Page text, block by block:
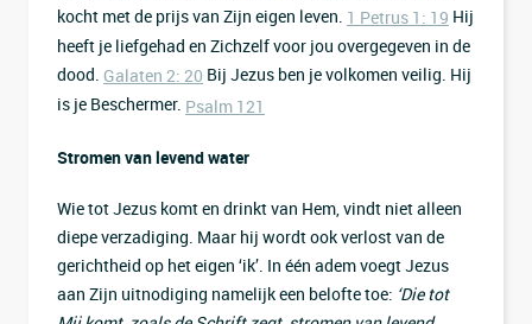
kocht met de prijs van Zijn eigen leven. 1 Petrus 1: 19 Hij
heeft je liefgehad en Zichzelf voor jou overgegeven in de
dood. Galaten 2: 20 Bij Jezus ben je volkomen veilig. Hij
is je Beschermer. Psalm 121
Stromen van levend water
Wie tot Jezus komt en drinkt van Hem, vindt niet alleen
diepe verzadiging. Maar hij wordt ook verlost van de
gerichtheid op het eigen ‘ik’. In één adem voegt Jezus
aan Zijn uitnodiging namelijk een belofte toe: ‘Die tot